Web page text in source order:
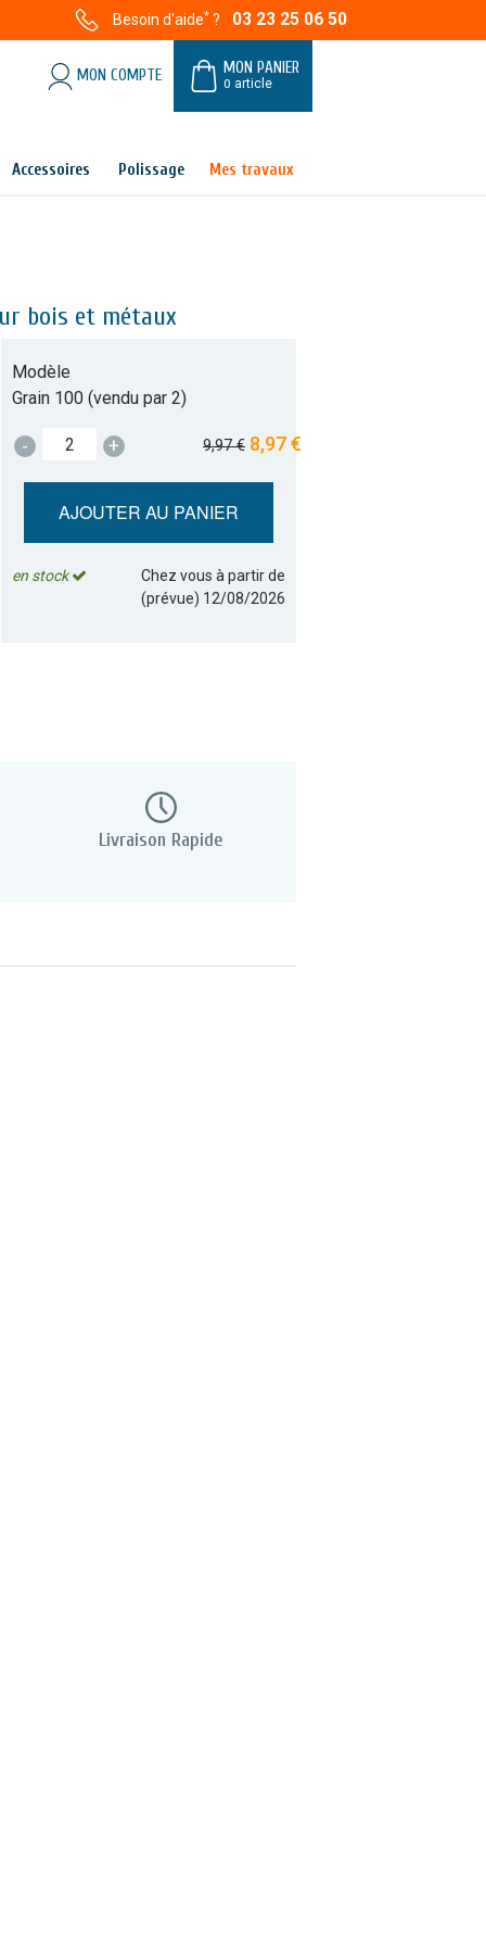
Besoin d'aide* ? 03 23 25 06 50
MON PANIER
0 article
MON COMPTE
Accessoires Polissage Mes travaux
bois et métaux
Modèle
Grain 100 (vendu par 2)
- + 9,97 € 8,97 €
AJOUTER AU PANIER
en stock
Chez vous à partir de
(prévue) 12/08/2026
Livraison Rapide